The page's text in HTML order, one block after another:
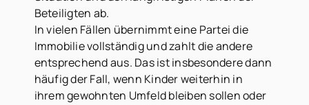
Beteiligten ab.
In vielen Fällen übernimmt eine Partei die
Immobilie vollständig und zahlt die andere
entsprechend aus. Das ist insbesondere dann
häufig der Fall, wenn Kinder weiterhin in
ihrem gewohnten Umfeld bleiben sollen oder